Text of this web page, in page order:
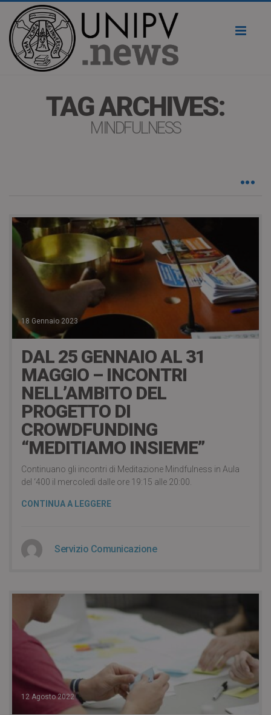
TAG ARCHIVES:
MINDFULNESS
18 Gennaio 2023
DAL 25 GENNAIO AL 31
MAGGIO – INCONTRI
NELL’AMBITO DEL
PROGETTO DI
CROWDFUNDING
“MEDITIAMO INSIEME”
Continuano gli incontri di Meditazione Mindfulness in Aula
del ‘400 il mercoledì dalle ore 19:15 alle 20:00.
CONTINUA A LEGGERE
Servizio Comunicazione
12 Agosto 2022